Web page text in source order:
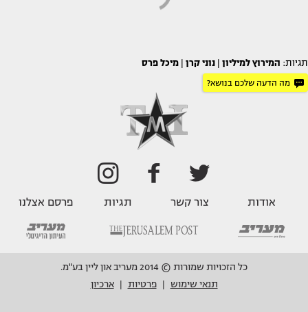
תגיות: המירוץ למיליון נוני קרן מיכל פרס
מה הדעה שלכם בנושא?
אודות צור קשר תגיות פרסם אצלנו
כל הזכויות שמורות © 2014 מעריב און ליין בע"מ.
תנאי שימוש
פרטיות ארכיון